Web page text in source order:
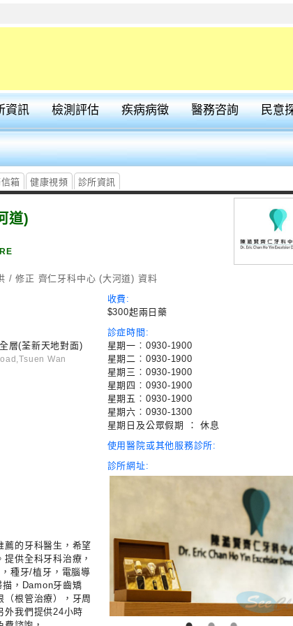
資訊 檢測評估 疾病病徵 醫務咨詢 民意
箱 健康視頻 診所資訊
道)
/ 修正 齊仁牙科中心 (大河道) 資料
層(荃新天地對面)
Wan
薦的牙科醫生，希望
供全科牙科治療，
種牙/植牙，電腦導
，Damon牙齒矯
（根管治療），牙周
外我們提供24小時
收費:
$300起兩日藥
診症時間:
星期一︰0930-1900
星期二︰0930-1900
星期三︰0930-1900
星期四︰0930-1900
星期五︰0930-1900
星期六︰0930-1300
星期日及公眾假期 ： 休息
使用醫院或其他服務診所:
診所網址: